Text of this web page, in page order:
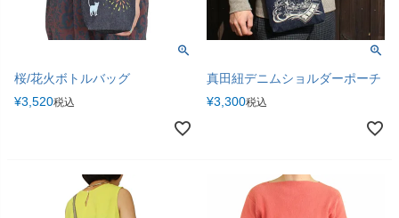
桜/花火ボトルバッグ
¥3,520税込
真田紐デニムショルダーポーチ
¥3,300税込